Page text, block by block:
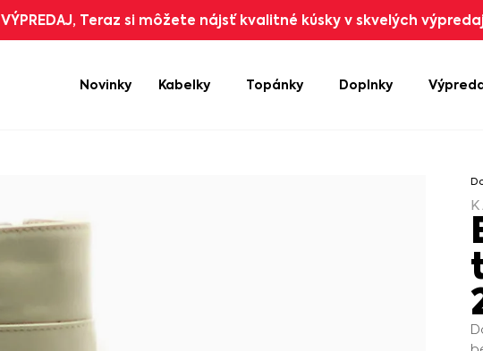
VÝPREDAJ, Teraz si môžete nájsť kvalitné kúsky v skvelých
Novinky Kabelky Topánky Doplnky